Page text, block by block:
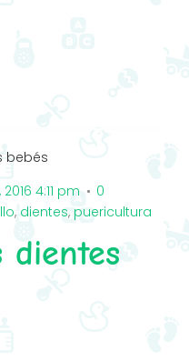
4:11 pm
0
, dientes, puericultura
dientes